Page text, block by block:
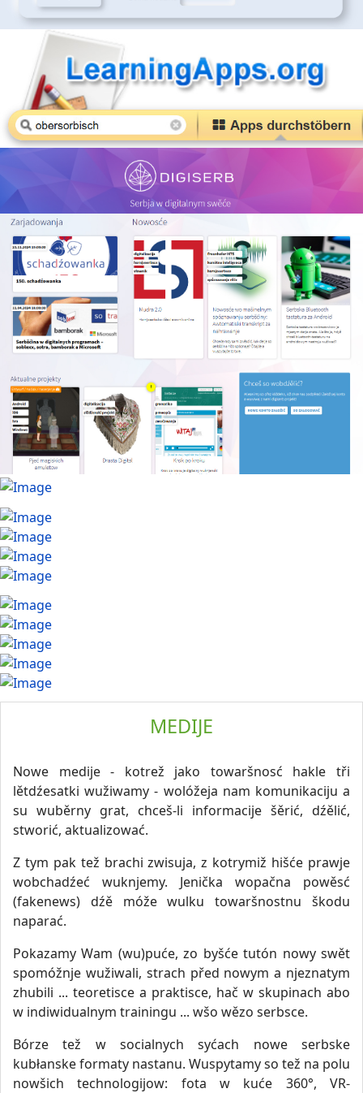
MEDIJE
Nowe medije - kotrež jako towaršnosć hakle tři
lětdźesatki wužiwamy - wolóžeja nam komunikaciju a
su wuběrny grat, chceš-li informacije šěrić, dźělić,
stworić, aktualizować.
Z tym pak tež brachi zwisuja, z kotrymiž hišće prawje
wobchadźeć wuknjemy. Jenička wopačna powěsć
(fakenews) dźě móže wulku towaršnostnu škodu
naparać.
Pokazamy Wam (wu)puće, zo byšće tutón nowy swět
spomóžnje wužiwali, strach před nowym a njeznatym
zhubili ... teoretisce a praktisce, hač w skupinach abo
w indiwidualnym trainingu ... wšo wězo serbsce.
Bórze tež w socialnych syćach nowe serbske
kubłanske formaty nastanu. Wuspytamy so tež na polu
nowšich technologijow: fota w kuće 360°, VR-